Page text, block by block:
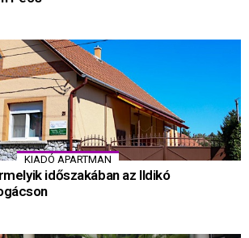
KIADÓ APARTMAN
időszakában az Ildikó